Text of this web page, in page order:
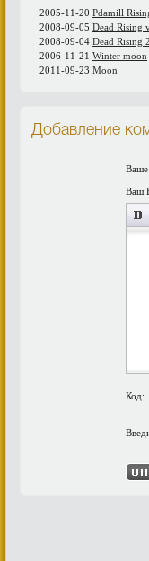
2005-11-20 Pdamill
2008-09-05 Dead Rising
2008-09-04 Dead Rising
2006-11-21 Winter moon
2011-09-23 Moon
Добавление
Ваш
Код: